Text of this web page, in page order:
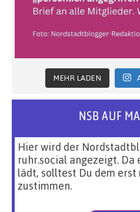
MEHR LADEN
NSB AUF
Hier wird der
ruhr.social angezeigt. Da
lädt, solltest Du dem
zustimmen.